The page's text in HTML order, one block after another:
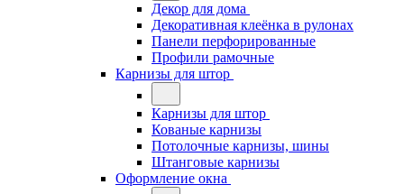
Декор для дома
Декоративная клеёнка в рулонах
Панели перфорированные
Профили рамочные
Карнизы для штор
Карнизы для штор
Кованые карнизы
Потолочные карнизы, шины
Штанговые карнизы
Оформление окна